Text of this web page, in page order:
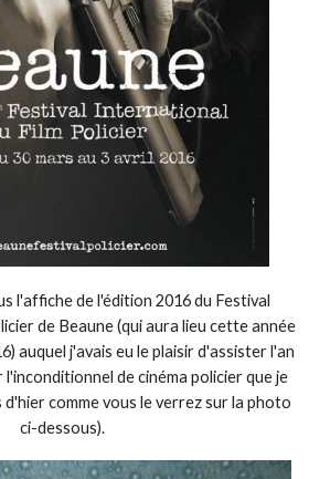
l'affiche de l'édition 2016 du Festival
de Beaune (qui aura lieu cette année
auquel j'avais eu le plaisir d'assister l'an
de cinéma policier que je
d'hier comme vous le verrez sur la photo
ci-dessous).